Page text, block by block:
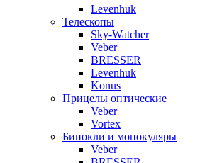
Levenhuk
Телескопы
Sky-Watcher
Veber
BRESSER
Levenhuk
Konus
Прицелы оптические
Veber
Vortex
Бинокли и монокуляры
Veber